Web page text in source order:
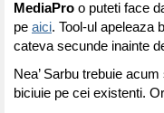
MediaPro o puteti face
pe aici. Tool-ul apeleaza
cateva secunde inainte
Nea’ Sarbu trebuie
biciuie pe cei existenti.